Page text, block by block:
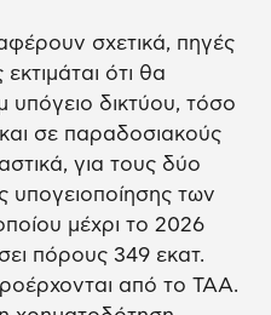
σχετικά, πηγές
ότι θα
δικτύου, τόσο
σε παραδοσιακούς
για τους δύο
των
μέχρι το 2026
πόρους 349 εκατ.
από το ΤΑΑ.